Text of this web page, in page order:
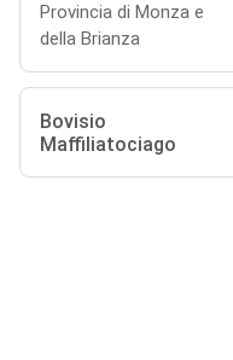
Provincia di Monza e
della Brianza
Bovisio
Maffiliatociago